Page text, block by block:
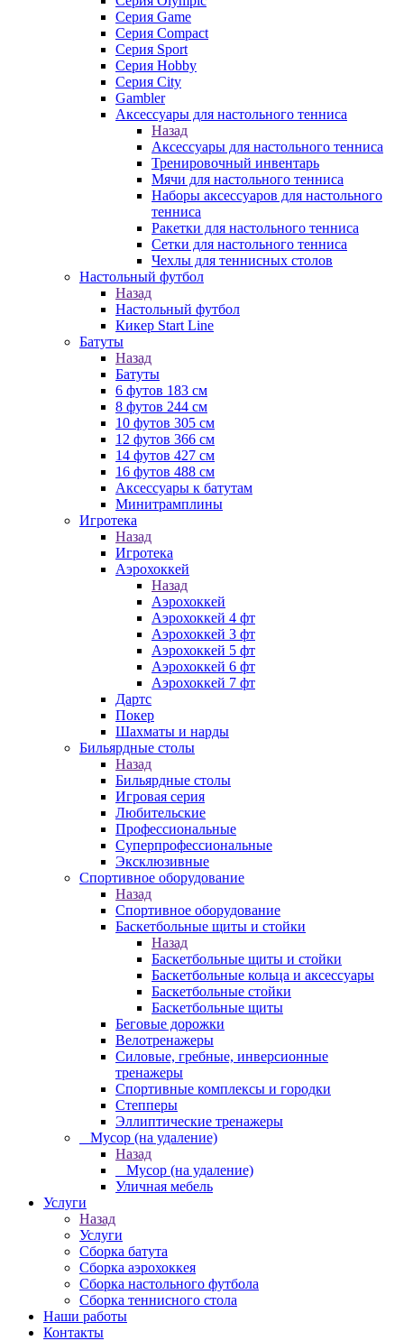
Серия Game
Серия Compact
Серия Sport
Серия Hobby
Серия City
Gambler
Аксессуары для настольного тенниса
Назад
Аксессуары для настольного тенниса
Тренировочный инвентарь
Мячи для настольного тенниса
Наборы аксессуаров для настольного
тенниса
Ракетки для настольного тенниса
Сетки для настольного тенниса
Чехлы для теннисных столов
Настольный футбол
Назад
Настольный футбол
Кикер Start Line
Батуты
Назад
Батуты
6 футов 183 см
8 футов 244 см
10 футов 305 см
12 футов 366 см
14 футов 427 см
16 футов 488 см
Аксессуары к батутам
Минитрамплины
Игротека
Назад
Игротека
Аэрохоккей
Назад
Аэрохоккей
Аэрохоккей 4 фт
Аэрохоккей 3 фт
Аэрохоккей 5 фт
Аэрохоккей 6 фт
Аэрохоккей 7 фт
Дартс
Покер
Шахматы и нарды
Бильярдные столы
Назад
Бильярдные столы
Игровая серия
Любительские
Профессиональные
Суперпрофессиональные
Эксклюзивные
Спортивное оборудование
Назад
Спортивное оборудование
Баскетбольные щиты и стойки
Назад
Баскетбольные щиты и стойки
Баскетбольные кольца и аксессуары
Баскетбольные стойки
Баскетбольные щиты
Беговые дорожки
Велотренажеры
Силовые, гребные, инверсионные
тренажеры
Спортивные комплексы и городки
Степперы
Эллиптические тренажеры
_ Мусор (на удаление)
Назад
_ Мусор (на удаление)
Уличная мебель
Услуги
Назад
Услуги
Сборка батута
Сборка аэрохоккея
Сборка настольного футбола
Сборка теннисного стола
Наши работы
Контакты